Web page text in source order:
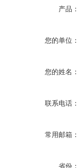
产品：
您的单位：
您的姓名：
联系电话：
常用邮箱：
省份：